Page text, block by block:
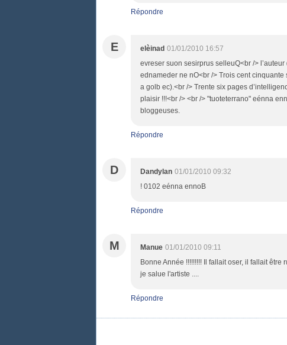
Répondre
E elèinad 01/01/2010 16:57
evreser suon sesirprus selleuQ<br />
ednameder ne nO<br /> Trois cent
a golb ec).<br /> Trente six pages
plaisir !!!<br /> <br /> "tuoteterrano" eénna
bloggeuses.
Répondre
D Dandylan 01/01/2010 09:32
! 0102 eénna ennoB
Répondre
M Manue 01/01/2010 09:11
Bonne Année !!!!!!!!! Il fallait oser, il fallait
je salue l'artiste ....
Répondre